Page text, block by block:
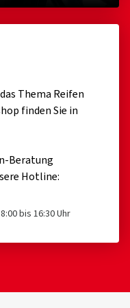
Thema Reifen
finden Sie in
Beratung
Hotline:
bis 16:30 Uhr